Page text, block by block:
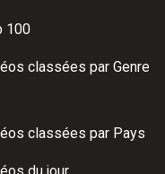
100
classées par Genre
classées par Pays
du jour